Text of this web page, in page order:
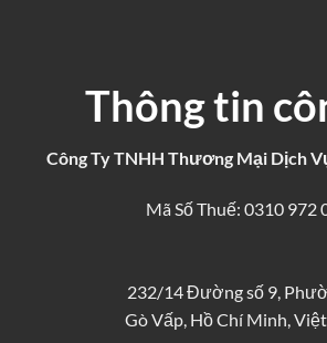
Thông tin
Công Ty TNHH Thương Mại Dịch
Mã Số Thuế: 0310 972
232/14 Đường số 9,
Gò Vấp, Hồ Chí Minh,